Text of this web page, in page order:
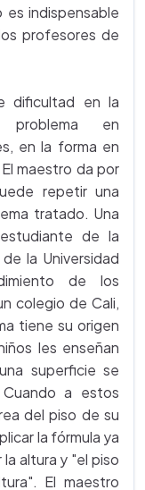
indispensable
profesores de
dificultad en la
problema en
en la forma en
maestro da por
repetir una
tratado. Una
de la
la Universidad
de los
colegio de Cali,
tiene su origen
les enseñan
superficie se
a estos
del piso de su
la fórmula ya
altura y "el piso
El maestro